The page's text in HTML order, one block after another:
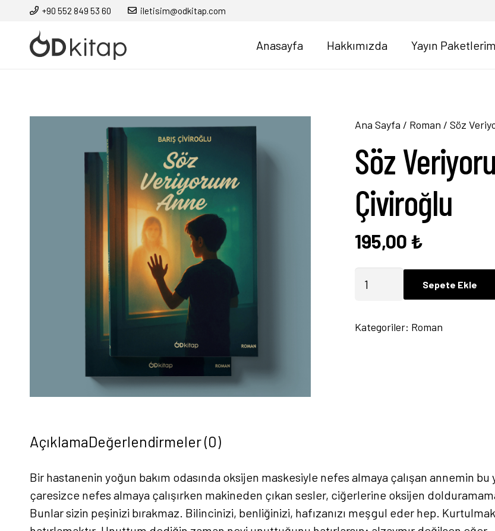
+90 552 849 53 60 iletisim@odkitap.com
Anasayfa Hakkımızda Yayın
Ana Sayfa / Roman / Söz
Söz
Çiviroğlu
195,00 ₺
Veriyorum
-
Sepete Ekle
Kategoriler: Roman
AçıklamaDeğerlendirmeler (0)
Bir hastanenin yoğun bakım odasında oksijen maskesiyle nefes almaya çalışan annemin
çaresizce nefes almaya çalışırken makineden çıkan sesler, ciğerlerine oksijen
Bunlar sizin peşinizi bırakmaz. Bilincinizi, benliğinizi, hafızanızı meşgul eder hep.